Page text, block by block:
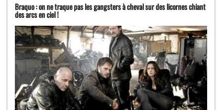
Braquo : on ne traque pas les gangsters à cheval sur des licornes chiant
des arcs en ciel !